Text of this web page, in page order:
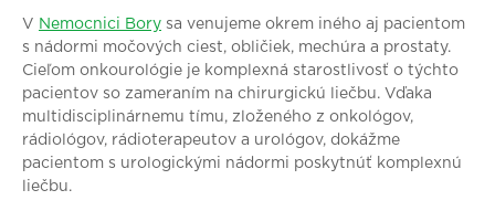
V Nemocnici Bory sa venujeme okrem iného aj pacientom
s nádormi močových ciest, obličiek, mechúra a prostaty.
Cieľom onkourológie je komplexná starostlivosť o týchto
pacientov so zameraním na chirurgickú liečbu. Vďaka
multidisciplinárnemu tímu, zloženého z onkológov,
rádiológov, rádioterapeutov a urológov, dokážme
pacientom s urologickými nádormi poskytnúť komplexnú
liečbu.